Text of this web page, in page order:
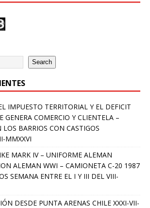
Search
IMPUESTO TERRITORIAL Y EL DEFICIT
GENERA COMERCIO Y CLIENTELA –
BARRIOS CON CASTIGOS
MMXXVI
MARK IV – UNIFORME ALEMAN
ALEMAN WWI – CAMIONETA C-20 1987
SEMANA ENTRE EL I Y III DEL VIII-
DESDE PUNTA ARENAS CHILE XXXI-VII-